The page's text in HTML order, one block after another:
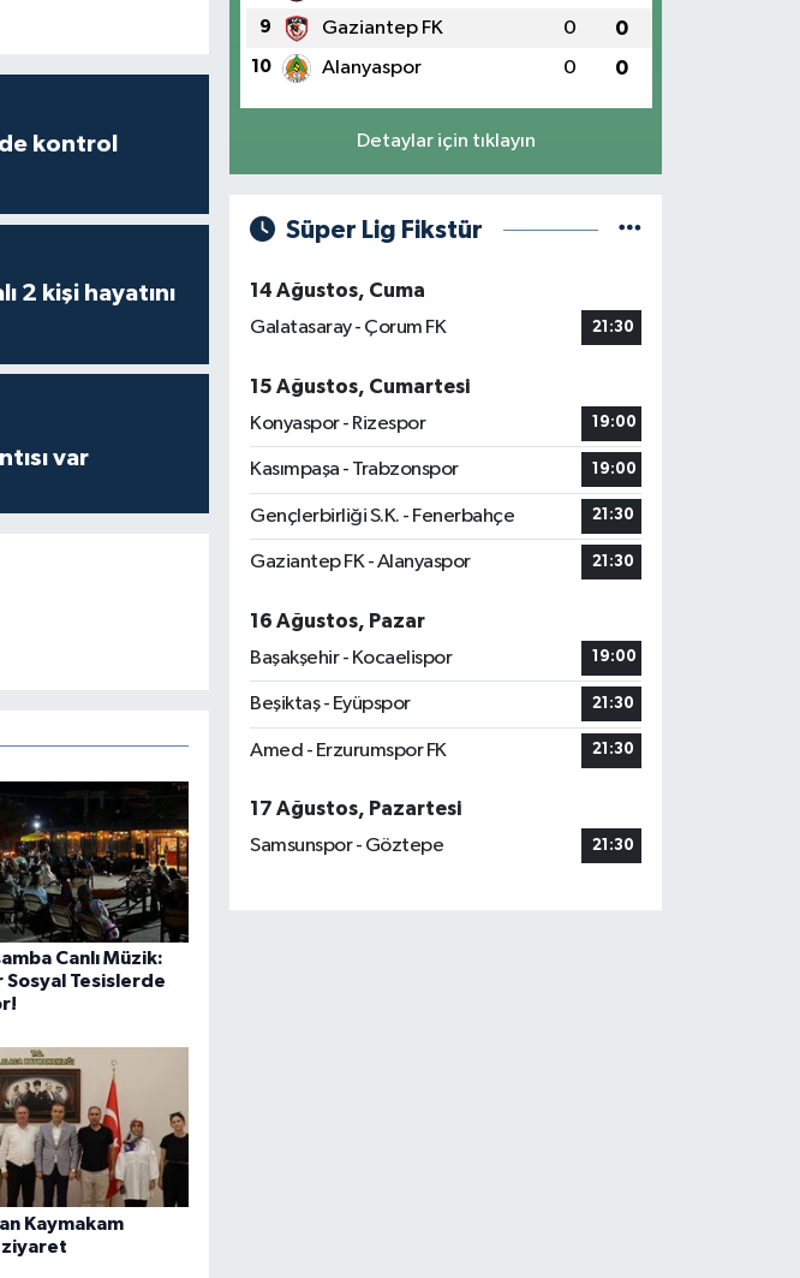
kontrol
var
Canlı Müzik:
Sosyal Tesislerde
Kaymakam
ziyaret
9 Gaziantep FK 0 0
10 Alanyaspor 0 0
Detaylar için tıklayın
Süper Lig Fikstür
14 Ağustos, Cuma
Galatasaray - Çorum FK
21:30
15 Ağustos, Cumartesi
Konyaspor - Rizespor
19:00
Kasımpaşa - Trabzonspor 19:00
Gençlerbirliği S.K. - Fenerbahçe 21:30
Gaziantep FK - Alanyaspor 21:30
16 Ağustos, Pazar
Başakşehir - Kocaelispor
19:00
Beşiktaş - Eyüpspor 21:30
Amed - Erzurumspor FK 21:30
17 Ağustos, Pazartesi
Samsunspor - Göztepe
21:30